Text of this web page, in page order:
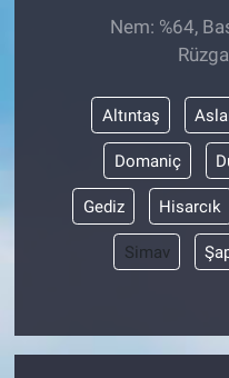
Nem: %64,
Altıntaş
Domaniç
Gediz Hisarcık
Simav